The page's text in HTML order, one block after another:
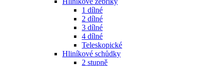
1 dílné
2 dílné
3 dílné
4 dílné
Teleskopické
Hliníkové schůdky
2 stupně